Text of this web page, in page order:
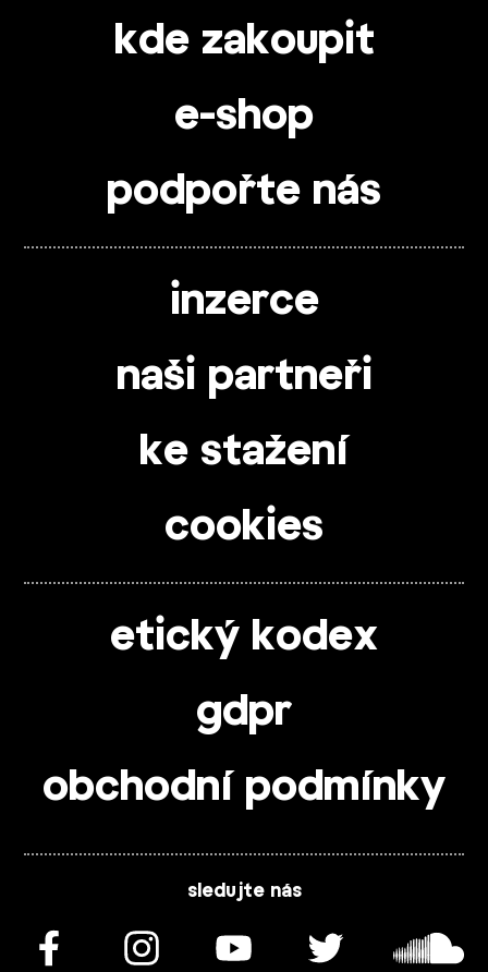
kde zakoupit
e-shop
podpořte nás
inzerce
naši partneři
ke stažení
cookies
etický kodex
gdpr
obchodní podmínky
sledujte nás